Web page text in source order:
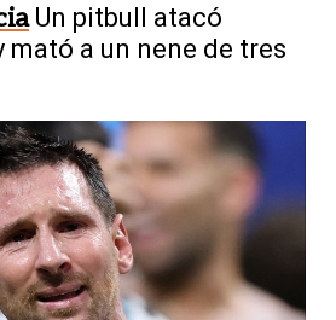
Un pitbull atacó
mató a un nene de tres